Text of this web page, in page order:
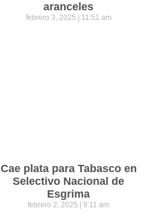
aranceles
febrero 3, 2025 11:51 am
Cae plata para Tabasco en
Selectivo Nacional de
Esgrima
febrero 2, 2025 9:11 am